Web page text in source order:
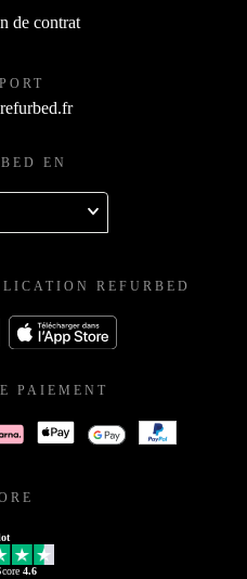
de contrat
EN
REFURBED
PAIEMENT
4.6